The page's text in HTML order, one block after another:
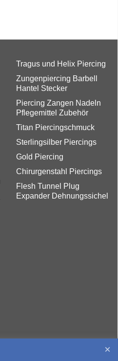
Tragus und Helix Piercing
Zungenpiercing Barbell
Hantel Stecker
Piercing Zangen Nadeln
Pflegemittel Zubehör
Titan Piercingschmuck
Sterlingsilber Piercings
Gold Piercing
Chirurgenstahl Piercings
Flesh Tunnel Plug
Expander Dehnungssichel